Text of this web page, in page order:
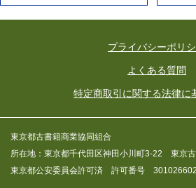
プライバシーポリ
よくある質問
特定商取引に関する法律に
東京都古書籍商業協同組合
所在地：東京都千代田区神田小川町3-22 東京
東京都公安委員会許可済 許可番号